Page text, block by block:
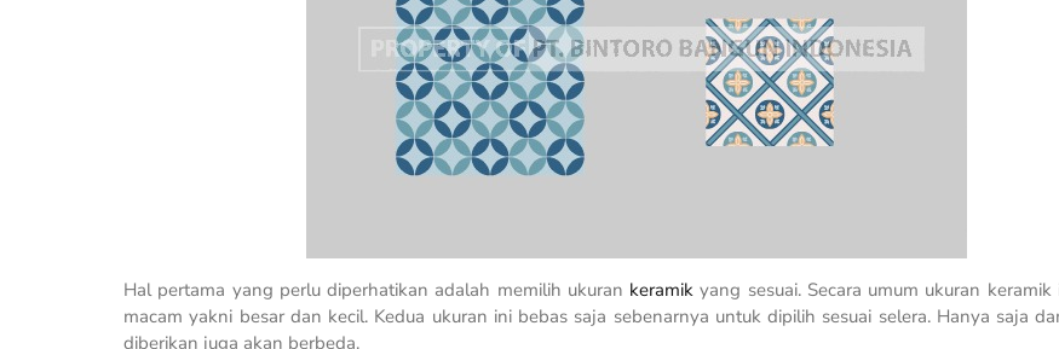
Hal pertama yang perlu diperhatikan adalah memilih ukuran keramik yang sesuai. Secara umum ukuran
macam yakni besar dan kecil. Kedua ukuran ini bebas saja sebenarnya untuk dipilih sesuai selera. Hanya saja
diberikan juga akan berbeda.